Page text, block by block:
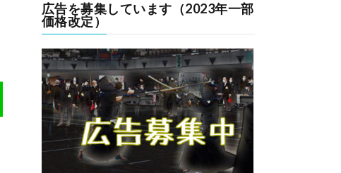
広告を募集しています（2023年一部
価格改定）